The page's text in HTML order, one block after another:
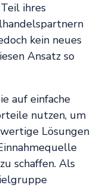
ihres
kein neues
Ansatz so
auf einfache
nutzen, um
Lösungen
schaffen. Als